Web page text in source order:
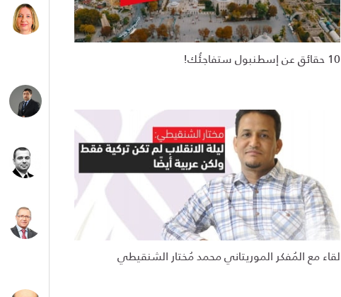
10 حقائق عن إسطنبول ستفاجئُك!
لقاء مع المُفكر الموريتاني محمد مُختار الشنقيطي